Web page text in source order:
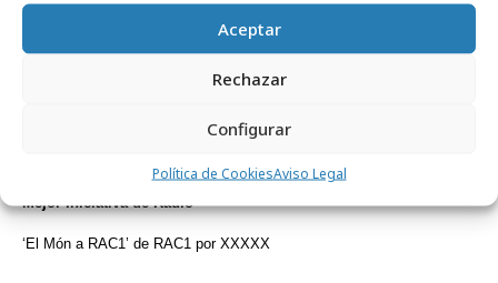
Aceptar
Rechazar
Configurar
Política de CookiesAviso Legal
Mejor Iniciativa de Televisión
’30 minuts’ de TV3 por XXXX
Mejor Iniciativa de Radio
‘El Món a RAC1’ de RAC1 por XXXXX